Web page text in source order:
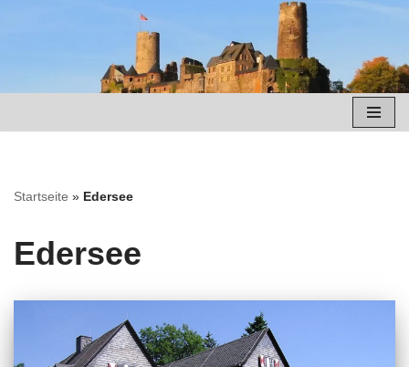
springen
Startseite » Edersee
Edersee